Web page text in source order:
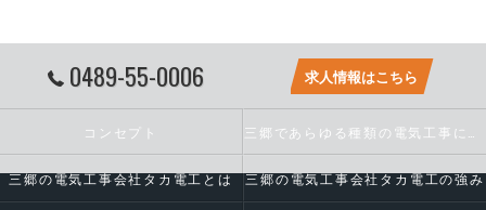
0489-55-0006 求人情報はこちら
コンセプト
三郷の電気工事会社タカ電工とは 三郷の電気工事会社タカ電工の強み